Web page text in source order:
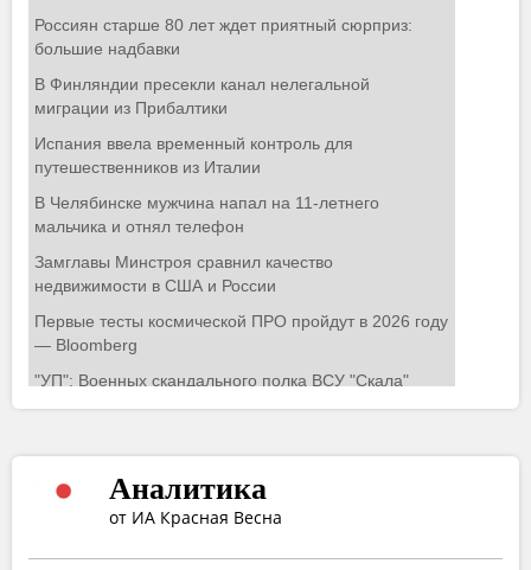
Аналитика
от ИА Красная Весна